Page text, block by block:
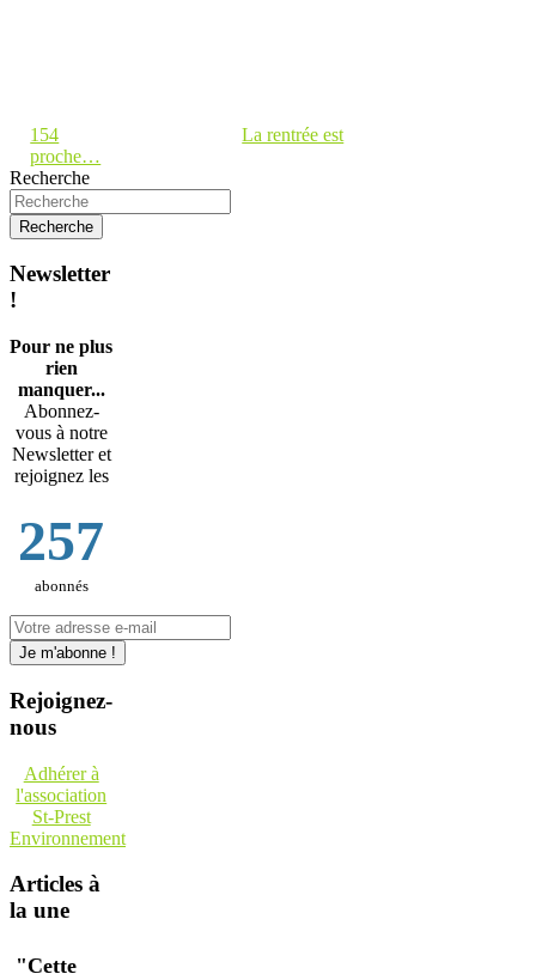
154
La rentrée est
proche…
Recherche
Newsletter
!
Pour ne plus
rien
manquer...
Abonnez-
vous à notre
Newsletter et
rejoignez les
257
abonnés
Rejoignez-
nous
Adhérer à
l'association
St-Prest
Environnement
Articles à
la une
"Cette